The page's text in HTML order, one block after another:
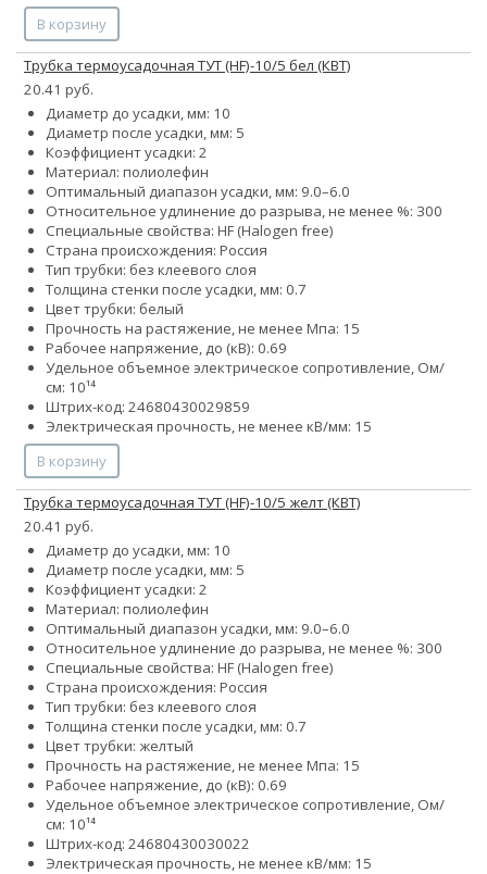
В корзину
Трубка термоусадочная ТУТ (HF)-10/5 бел (КВТ)
20.41 руб.
Диаметр до усадки, мм: 10
Диаметр после усадки, мм: 5
Коэффициент усадки: 2
Материал: полиолефин
Оптимальный диапазон усадки, мм: 9.0–6.0
Относительное удлинение до разрыва, не менее %: 300
Специальные свойства: HF (Halogen free)
Страна происхождения: Россия
Тип трубки: без клеевого слоя
Толщина стенки после усадки, мм: 0.7
Цвет трубки: белый
Прочность на растяжение, не менее Мпа: 15
Рабочее напряжение, до (кВ): 0.69
Удельное объемное электрическое сопротивление, Ом/
см: 10¹⁴
Штрих-код: 24680430029859
Электрическая прочность, не менее кВ/мм: 15
В корзину
Трубка термоусадочная ТУТ (HF)-10/5 желт (КВТ)
20.41 руб.
Диаметр до усадки, мм: 10
Диаметр после усадки, мм: 5
Коэффициент усадки: 2
Материал: полиолефин
Оптимальный диапазон усадки, мм: 9.0–6.0
Относительное удлинение до разрыва, не менее %: 300
Специальные свойства: HF (Halogen free)
Страна происхождения: Россия
Тип трубки: без клеевого слоя
Толщина стенки после усадки, мм: 0.7
Цвет трубки: желтый
Прочность на растяжение, не менее Мпа: 15
Рабочее напряжение, до (кВ): 0.69
Удельное объемное электрическое сопротивление, Ом/
см: 10¹⁴
Штрих-код: 24680430030022
Электрическая прочность, не менее кВ/мм: 15